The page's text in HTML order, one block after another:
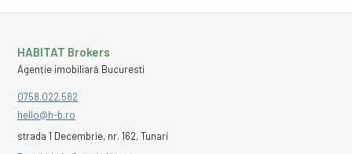
HABITAT Brokers
Agenție imobiliară Bucuresti
0758.022.582
hello@h-b.ro
strada 1 Decembrie, nr. 162, Tunari